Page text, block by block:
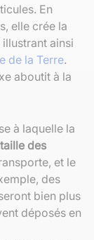
En
elle crée la
ainsi
de la Terre.
aboutit à la
à laquelle la
taille des
et le
des
bien plus
déposés en